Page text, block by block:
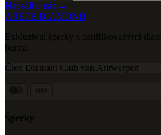
Napsali o nás →
ARETE DIAMOND
Exkluzivní šperky s certifikovanými
burzy.
Člen Diamant Club van Antwerpen
Šperky